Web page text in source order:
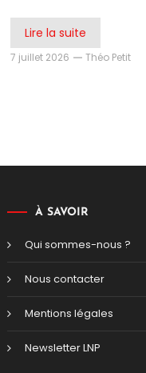
Lire la suite
7 juillet 2026 Théo Petit
À SAVOIR
Qui sommes-nous ?
Nous contacter
Mentions légales
Newsletter LNP